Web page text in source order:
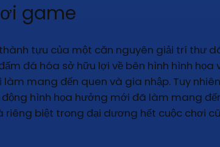
game
tựu của một căn nguyên giải trí thư
đá hóa sở hữu lợi về bên hình hình họa
mang đến quen và gia nhập. Tuy
hình họa hưởng mới đã làm mang
riêng biệt trong đại dương hết cuộc chơi